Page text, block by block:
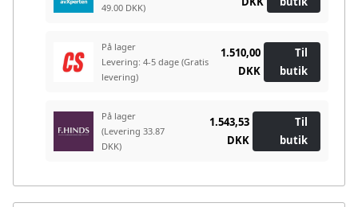
49.00 DKK)
På lager
Levering: 4-5 dage (Gratis
levering)
1.510,00
DKK
Til
butik
På lager
(Levering 33.87
DKK)
1.543,53
DKK
Til
butik